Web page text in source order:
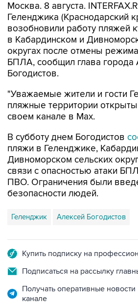
Москва. 8 августа.
Геленджика (Краснодарский
возобновили работу пляжей
в Кабардинском и
округах после отмены
БПЛА, сообщил глава города
Богодистов.
"Уважаемые жители и гости
пляжные территории
своем канале в Max.
В субботу днем Богодистов
пляжи в Геленджике,
Дивноморском сельских
связи с опасностью атаки
ПВО. Ограничения были
безопасности людей.
Геленджик Алексей Богодистов
Купить подписку на
Подписаться на рассылку
Получать оперативные
канале